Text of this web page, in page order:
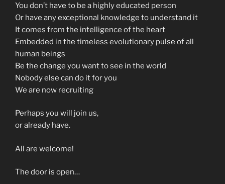
You don’t have to be a highly educated person
Or have any exceptional knowledge to understand it
It comes from the intelligence of the heart
Embedded in the timeless evolutionary pulse of all
human beings
Be the change you want to see in the world
Nobody else can do it for you
We are now recruiting
Perhaps you will join us,
or already have.
All are welcome!
The door is open…